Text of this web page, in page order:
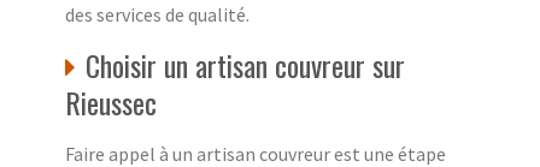
des services de qualité.
Choisir un artisan couvreur sur
Rieussec
Faire appel à un artisan couvreur est une étape